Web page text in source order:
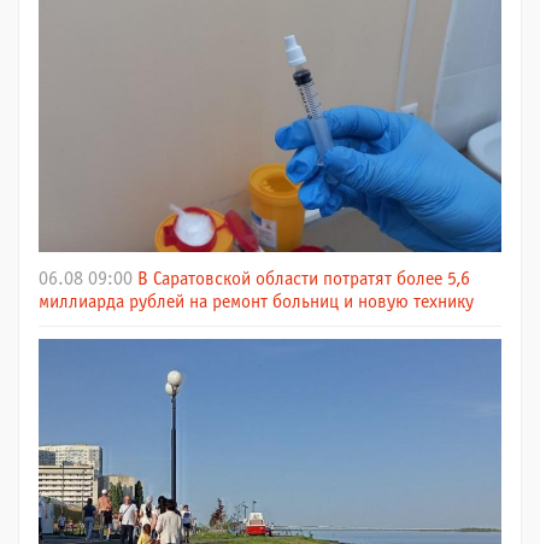
06.08 09:00 В Саратовской области потратят более 5,6
миллиарда рублей на ремонт больниц и новую технику